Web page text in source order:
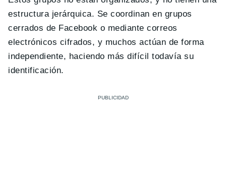
estructura jerárquica. Se coordinan en grupos
cerrados de Facebook o mediante correos
electrónicos cifrados, y muchos actúan de forma
independiente, haciendo más difícil todavía su
identificación.